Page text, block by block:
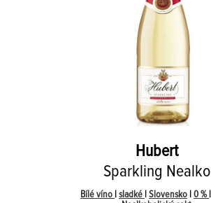
Hubert
Sparkling Nealko
Bílé víno sladké Slovensko 0 %